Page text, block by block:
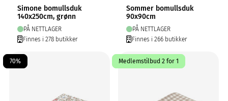
Simone bomullsduk
140x250cm, grønn
PÅ NETTLAGER
Finnes i 278 butikker
Sommer bomullsduk
90x90cm
PÅ NETTLAGER
Finnes i 266 butikker
70% Medlemstilbud 2 for 1